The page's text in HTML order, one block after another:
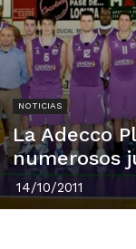
NOTICIAS
La Adecco
numerosos
14/10/2011